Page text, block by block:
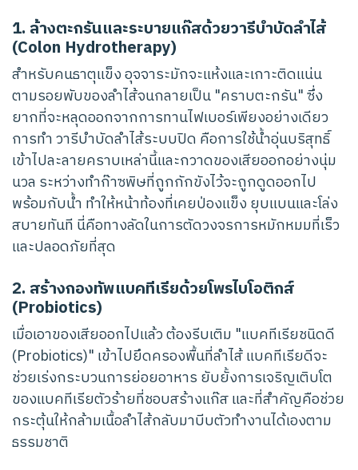
1. ล้างตะกรันและระบายแก๊สด้วยวารีบำบัดลำไส้
(Colon Hydrotherapy)
สำหรับคนธาตุแข็ง อุจจาระมักจะแห้งและเกาะติดแน่น
ตามรอยพับของลำไส้จนกลายเป็น "คราบตะกรัน" ซึ่ง
ยากที่จะหลุดออกจากการทานไฟเบอร์เพียงอย่างเดียว
การทำ วารีบำบัดลำไส้ระบบปิด คือการใช้น้ำอุ่นบริสุทธิ์
เข้าไปละลายคราบเหล่านี้และกวาดของเสียออกอย่างนุ่ม
นวล ระหว่างทำก๊าซพิษที่ถูกกักขังไว้จะถูกดูดออกไป
พร้อมกับน้ำ ทำให้หน้าท้องที่เคยป่องแข็ง ยุบแบนและโล่ง
สบายทันที นี่คือทางลัดในการตัดวงจรการหมักหมมที่เร็ว
และปลอดภัยที่สุด
2. สร้างกองทัพแบคทีเรียด้วยโพรไบโอติกส์
(Probiotics)
เมื่อเอาของเสียออกไปแล้ว ต้องรีบเติม "แบคทีเรียชนิดดี
(Probiotics)" เข้าไปยึดครองพื้นที่ลำไส้ แบคทีเรียดีจะ
ช่วยเร่งกระบวนการย่อยอาหาร ยับยั้งการเจริญเติบโต
ของแบคทีเรียตัวร้ายที่ชอบสร้างแก๊ส และที่สำคัญคือช่วย
กระตุ้นให้กล้ามเนื้อลำไส้กลับมาบีบตัวทำงานได้เองตาม
ธรรมชาติ